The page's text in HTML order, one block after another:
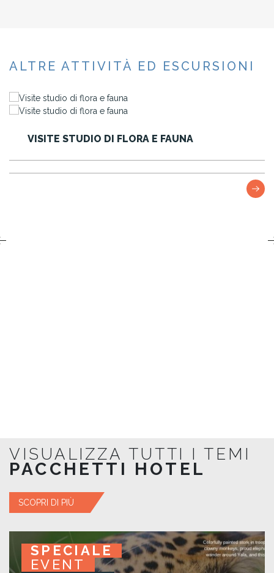
ALTRE ATTIVITÀ ED ESCURSIONI
STUDIO DI FLORA E FAUNA
VISUALIZZA TUTTI I TEMI
PACCHETTI HOTEL
SCOPRI DI PIÙ
SPECIALE
EVENT
SPECIALE
EVENT
SPECIALE
EVENT
SPECIALE
EVENT